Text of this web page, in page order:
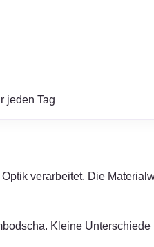
jeden Tag
verarbeitet. Die
Kleine